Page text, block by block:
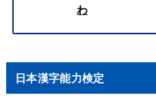
わ
日本漢字能力検定